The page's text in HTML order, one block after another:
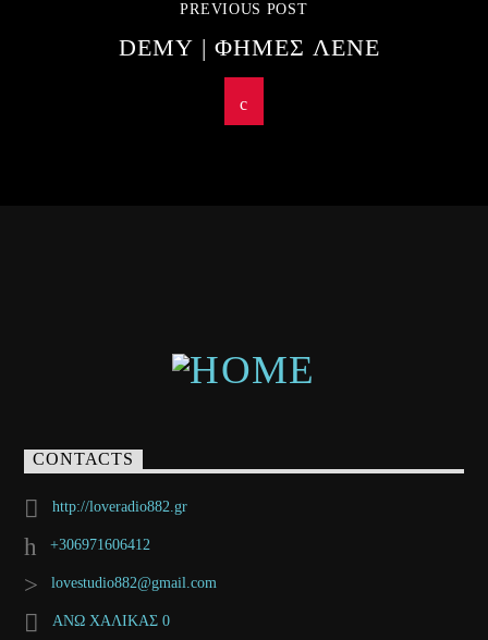
PREVIOUS POST
DEMY | ΦΗΜΕΣ ΛΕΝΕ
CONTACTS
http://loveradio882.gr
+306971606412
lovestudio882@gmail.com
ΑΝΩ ΧΑΛΙΚΑΣ 0